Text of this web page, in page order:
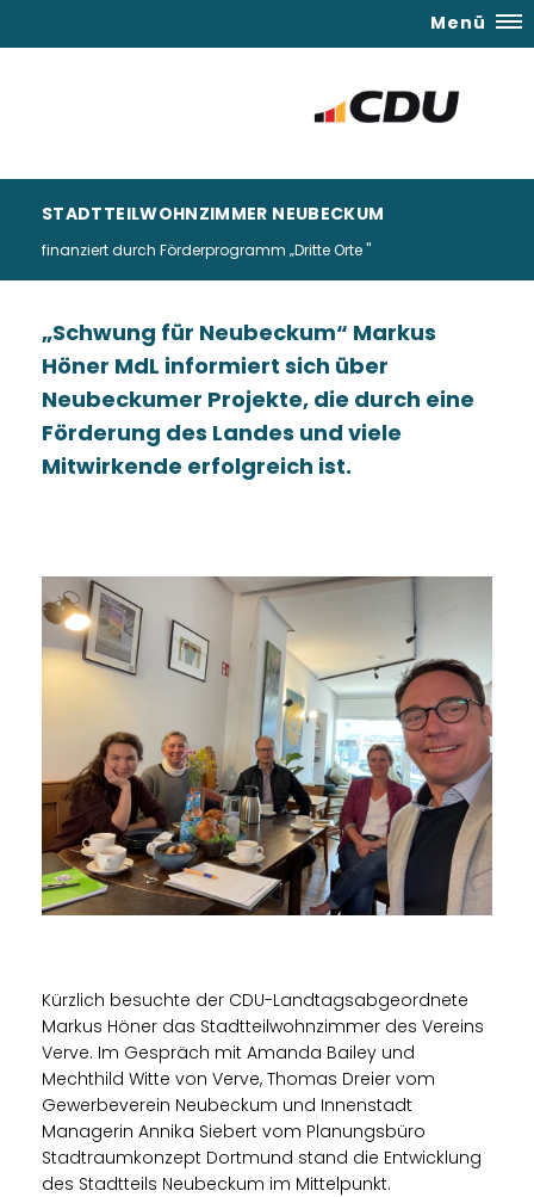
Menü
STADTTEILWOHNZIMMER NEUBECKUM
finanziert durch Förderprogramm „Dritte Orte "
Schwung für Neubeckum“ Markus
Höner MdL informiert sich über
Neubeckumer Projekte, die durch eine
Förderung des Landes und viele
Mitwirkende erfolgreich ist.
Kürzlich besuchte der CDU-Landtagsabgeordnete
Markus Höner das Stadtteilwohnzimmer des Vereins
Verve. Im Gespräch mit Amanda Bailey und
Mechthild Witte von Verve, Thomas Dreier vom
Gewerbeverein Neubeckum und Innenstadt
Managerin Annika Siebert vom Planungsbüro
Stadtraumkonzept Dortmund stand die Entwicklung
des Stadtteils Neubeckum im Mittelpunkt.